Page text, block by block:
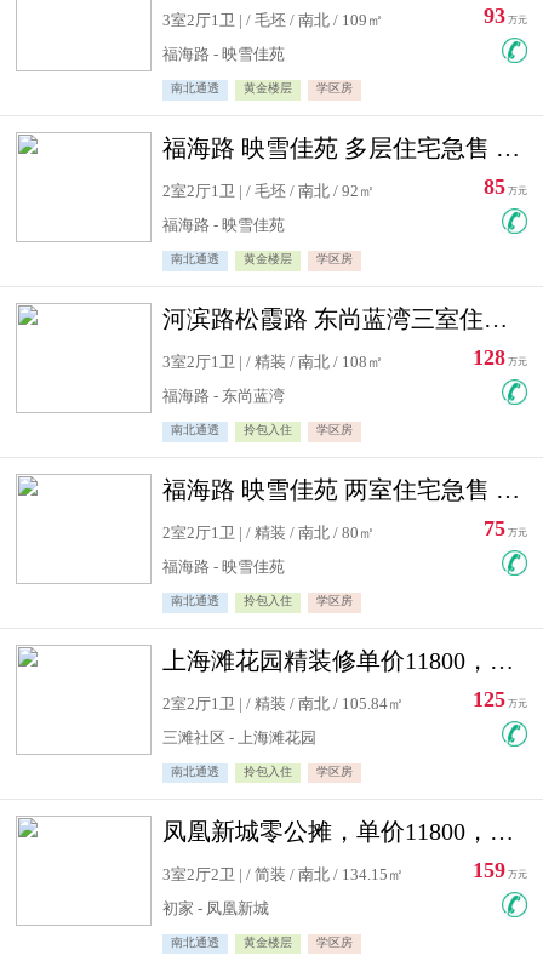
3室2厅1卫 | / 毛坯 / 南北 / 109㎡
福海路 - 映雪佳苑
南北通透 黄金楼层 学区房
93 万元
福海路 映雪佳苑 多层住宅急售 可公积金贷款
2室2厅1卫 | / 毛坯 / 南北 / 92㎡
福海路 - 映雪佳苑
南北通透 黄金楼层 学区房
85 万元
河滨路松霞路 东尚蓝湾三室住宅急售
3室2厅1卫 | / 精装 / 南北 / 108㎡
福海路 - 东尚蓝湾
南北通透 拎包入住 学区房
128 万元
福海路 映雪佳苑 两室住宅急售 可公积金贷款
2室2厅1卫 | / 精装 / 南北 / 80㎡
福海路 - 映雪佳苑
南北通透 拎包入住 学区房
75 万元
上海滩花园精装修单价11800，价格最低的两居室，无敌视野
2室2厅1卫 | / 精装 / 南北 / 105.84㎡
三滩社区 - 上海滩花园
南北通透 拎包入住 学区房
125 万元
凤凰新城零公摊，单价11800，白银楼层，一个车库另算
3室2厅2卫 | / 简装 / 南北 / 134.15㎡
初家 - 凤凰新城
南北通透 黄金楼层 学区房
159 万元